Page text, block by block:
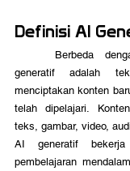
Definisi AI
generatif adalah
menciptakan konten
telah dipelajari.
teks, gambar, video,
AI generatif bekerja
pembelajaran